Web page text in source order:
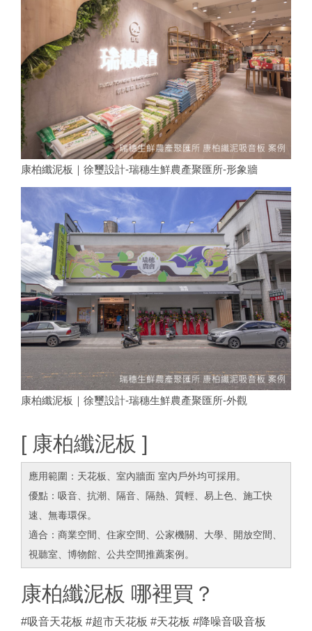
康柏纖泥板｜徐璽設計-瑞穗生鮮農產聚匯所-形象牆
康柏纖泥板｜徐璽設計-瑞穗生鮮農產聚匯所-外觀
[ 康柏纖泥板 ]
應用範圍：天花板、室內牆面 室內戶外均可採用。
優點：吸音、抗潮、隔音、隔熱、質輕、易上色、施工快
速、無毒環保。
適合：商業空間、住家空間、公家機關、大學、開放空間、
視聽室、博物館、公共空間推薦案例。
康柏纖泥板 哪裡買？
#吸音天花板 #超市天花板 #天花板 #降噪音吸音板